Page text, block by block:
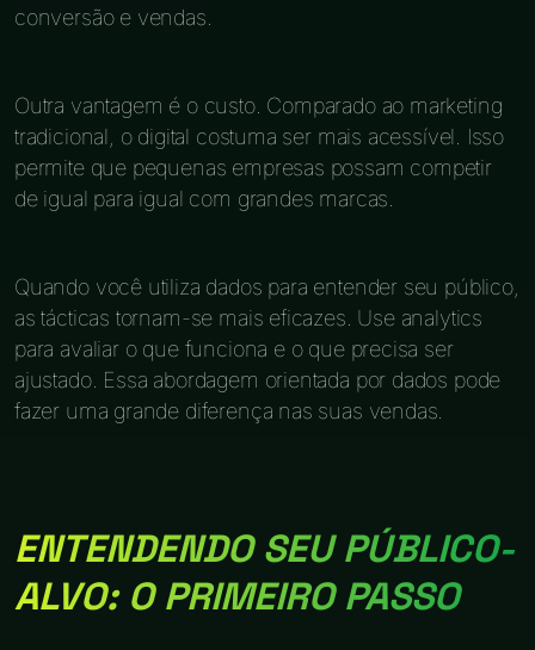
conversão e vendas.
Outra vantagem é o custo. Comparado ao marketing
tradicional, o digital costuma ser mais acessível. Isso
permite que pequenas empresas possam competir
de igual para igual com grandes marcas.
Quando você utiliza dados para entender seu público,
as tácticas tornam-se mais eficazes. Use analytics
para avaliar o que funciona e o que precisa ser
ajustado. Essa abordagem orientada por dados pode
fazer uma grande diferença nas suas vendas.
ENTENDENDO SEU PÚBLICO-
ALVO: O PRIMEIRO PASSO